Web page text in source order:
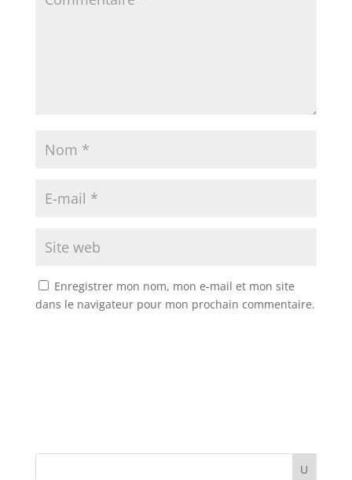
Enregistrer mon nom, mon e-mail et mon site
dans le navigateur pour mon prochain commentaire.